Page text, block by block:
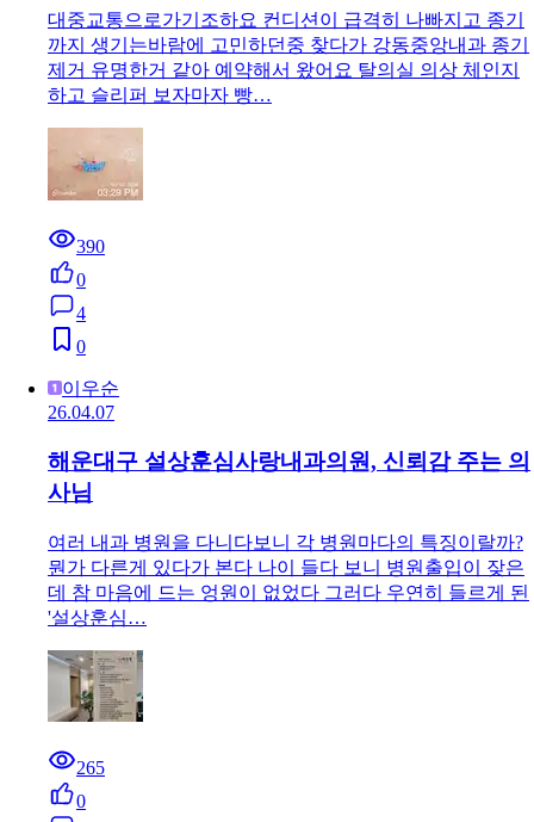
대중교통으로가기조하요 컨디션이 급격히 나빠지고 종기
까지 생기는바람에 고민하던중 찾다가 강동중앙내과 종기
제거 유명한거 같아 예약해서 왔어요 탈의실 의상 체인지
하고 슬리퍼 보자마자 빵…
390
0
4
0
이우순
26.04.07
해운대구 설상훈심사랑내과의원, 신뢰감 주는 의
사님
여러 내과 병원을 다니다보니 각 병원마다의 특징이랄까?
뭔가 다른게 있다가 본다 나이 들다 보니 병원출입이 잦은
데 참 마음에 드는 엉원이 없었다 그러다 우연히 들르게 된
'설상훈심…
265
0